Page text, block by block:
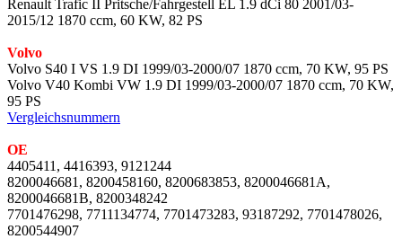
Renault Trafic II Pritsche/Fahrgestell EL 1.9 dCi 80 2001/03-
2015/12 1870 ccm, 60 KW, 82 PS
Volvo
Volvo S40 I VS 1.9 DI 1999/03-2000/07 1870 ccm, 70 KW, 95 PS
Volvo V40 Kombi VW 1.9 DI 1999/03-2000/07 1870 ccm, 70 KW,
95 PS
Vergleichsnummern
OE
4405411, 4416393, 9121244
8200046681, 8200458160, 8200683853, 8200046681A,
8200046681B, 8200348242
7701476298, 7711134774, 7701473283, 93187292, 7701478026,
8200544907